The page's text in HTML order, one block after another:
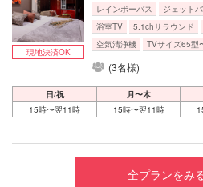
レインボーバス ジェット
浴室TV
5.1chサラウンド
空気清浄機
TVサイズ65型
(3名様)
現地決済OK
日/祝 月〜木
15時〜翌11時
15時〜翌11時
全プランをみ